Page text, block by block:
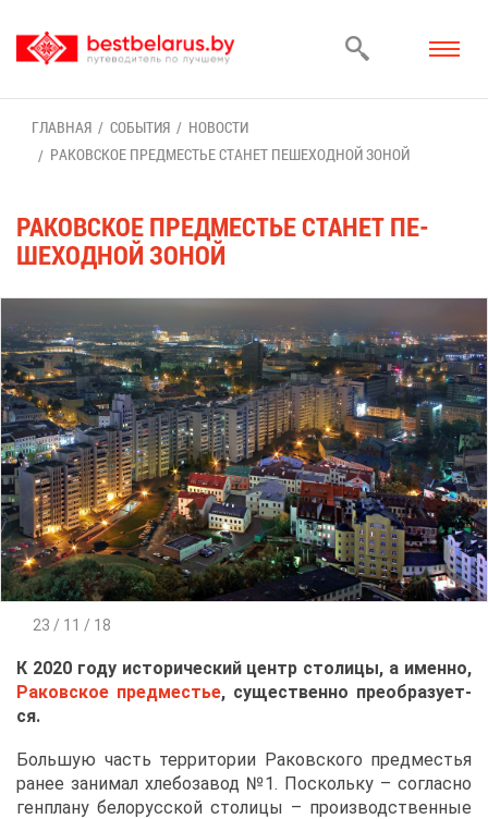
ГЛАВ­НАЯ СО­БЫ­ТИЯ
НО­ВО­СТИ
РА­КОВ­СКОЕ ПРЕД­МЕ­СТЬЕ СТА­НЕТ ПЕ­ШЕ­ХОД­НОЙ ЗО­НОЙ
РА­КОВ­СКОЕ ПРЕД­МЕ­СТЬЕ СТА­НЕТ ПЕ­
ШЕ­ХОД­НОЙ ЗО­НОЙ
23 / 11 / 18
К 2020 го­ду ис­то­ри­че­ский центр сто­ли­цы, а имен­но,
Ра­ков­ское пред­ме­стье, су­ще­ствен­но пре­об­ра­зу­ет­
ся.
Боль­шую часть тер­ри­то­рии Ра­ков­ско­го пред­ме­стья
ра­нее за­ни­мал хле­бо­за­вод №1. По­сколь­ку – со­глас­но
ген­пла­ну бе­ло­рус­ской сто­ли­цы – про­из­вод­ствен­ные